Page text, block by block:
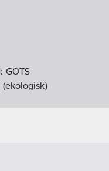
GOTS
(ekologisk)